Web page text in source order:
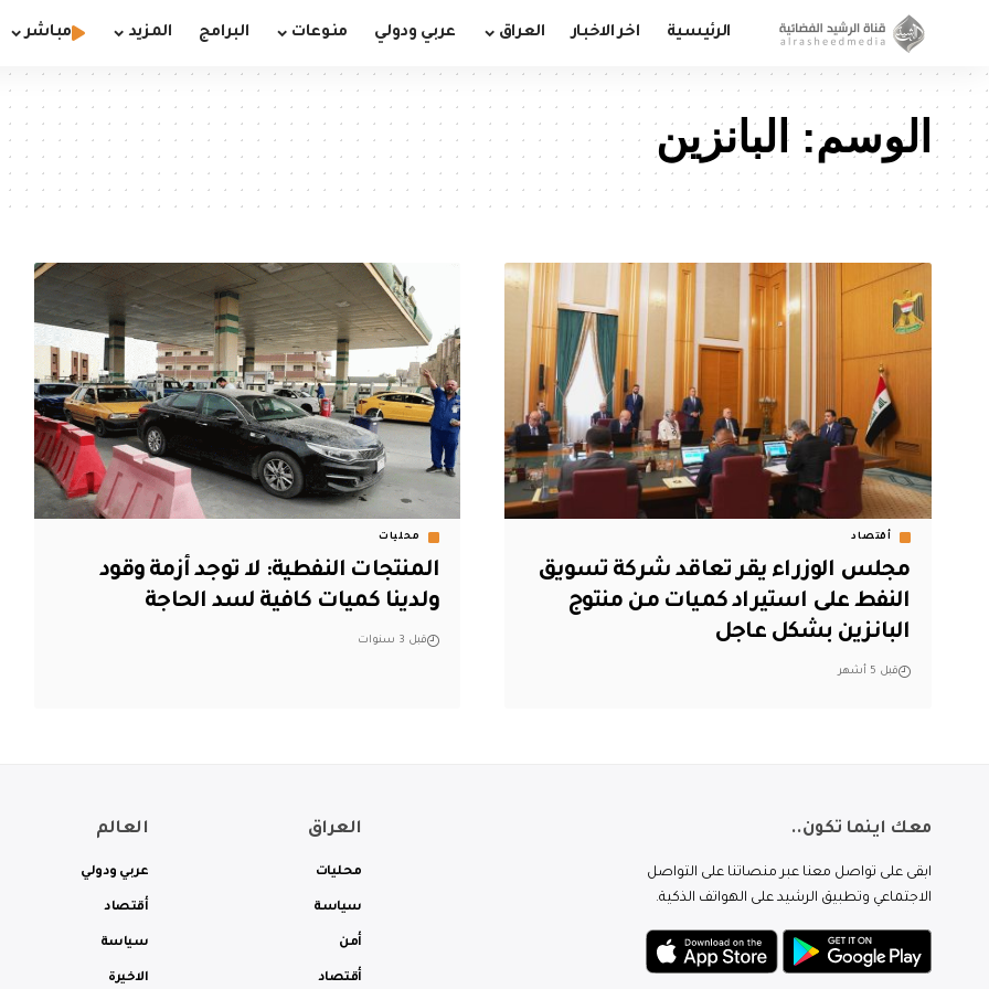
الرئيسية اخر الاخبار العراق عربي ودولي منوعات البرامج المزيد مباشر
الوسم: البانزين
أقتصاد
مجلس الوزراء يقر تعاقد شركة تسويق
النفط على استيراد كميات من منتوج
البانزين بشكل عاجل
قبل 5 أشهر
محليات
المنتجات النفطية: لا توجد أزمة وقود
ولدينا كميات كافية لسد الحاجة
قبل 3 سنوات
معك اينما تكون..
ابقى على تواصل معنا عبر منصاتنا على التواصل
الاجتماعي وتطبيق الرشيد على الهواتف الذكية.
العراق
محليات
سياسة
أمن
أقتصاد
العالم
عربي ودولي
أقتصاد
سياسة
الاخيرة